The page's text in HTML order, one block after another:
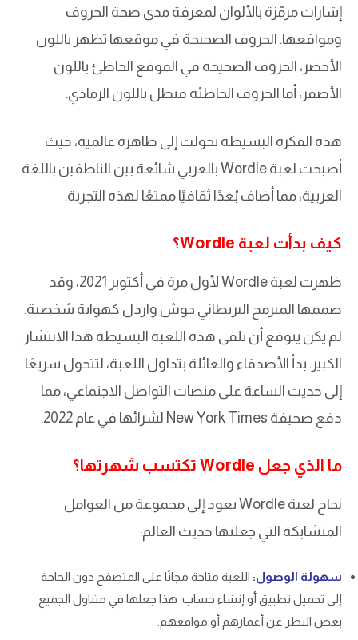
إشارات مرمّزة بالألوان لمعرفة مدى صحة الحروف
ومواقعها. الحروف الصحيحة في موقعها تظهر باللون
الأخضر، الحروف الصحيحة في الموقع الخاطئ باللون
الأصفر، أما الحروف الخاطئة فتظل باللون الرمادي.
هذه الفكرة البسيطة تحولت إلى ظاهرة عالمية، حيث
أصبحت لعبة Wordle بالعربي شائعة بين الناطقين باللغة
العربية، مما أضاف بُعدًا ثقافيًا ممتعًا لهذه التجربة.
كيف بدأت لعبة Wordle؟
ظهرت لعبة Wordle لأول مرة في أكتوبر 2021، وقد
صممها المبرمج البريطاني جوش واردل كهواية شخصية.
لم يكن يتوقع أن تلقى هذه اللعبة البسيطة هذا الانتشار
الكبير. بدأ الأصدقاء والعائلة بتداول اللعبة، لتتحول سريعًا
إلى حديث الساعة على منصات التواصل الاجتماعي، مما
دفع صحيفة New York Times لشرائها في عام 2022.
ما الذي جعل Wordle تكتسب شهرتها؟
نجاح لعبة Wordle يعود إلى مجموعة من العوامل
المتشابكة التي جعلتها حديث العالم:
سهولة الوصول: اللعبة متاحة مجانًا على المتصفح دون الحاجة
إلى تحميل تطبيق أو إنشاء حساب. هذا جعلها في متناول الجميع
بغض النظر عن أعمارهم أو مواقعهم.